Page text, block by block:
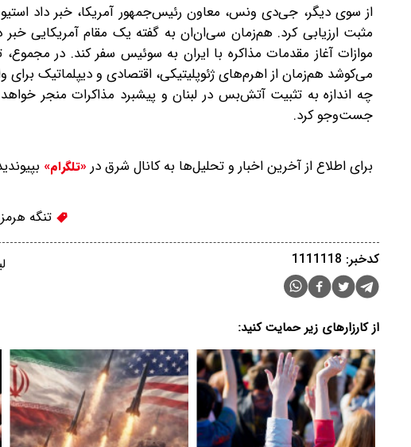
از سوی دیگر، جی‌دی ونس، معاون رئیس‌جمهور آمریکا، خبر داد
مثبت ارزیابی کرد. هم‌زمان سی‌ان‌ان به گفته یک مقام آمریکایی
موازات آغاز مقدمات مذاکره با ایران به سوئیس سفر کند. در مجموع،
می‌کوشد هم‌زمان از اهرم‌های ژئوپلیتیکی، اقتصادی و دیپلماتیک برای
چه اندازه به تثبیت آتش‌بس در لبنان و پیشبرد مذاکرات منجر
جست‌وجو کرد.
برای اطلاع از آخرین اخبار و تحلیل‌ها به کانال شرق در «تلگرام»
تنگه هرمز
کدخبر: 1111118
از کارزارهای زیر حمایت کنید: